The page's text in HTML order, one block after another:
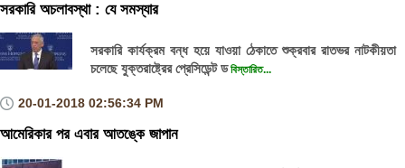
সরকারি অচলাবস্থা : যে সমস্যার
সরকারি কার্যক্রম বন্ধ হয়ে যাওয়া ঠেকাতে শুক্রবার রাতভর নাটকীয়তা
চলেছে যুক্তরাষ্ট্রের প্রেসিডেন্ট ডবিস্তারিত...
20-01-2018 02:56:34 PM
আমেরিকার পর এবার আতঙ্কে জাপান